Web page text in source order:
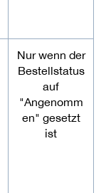
Nur wenn der
Bestellstatus
auf
"Angenomm
en" gesetzt
ist